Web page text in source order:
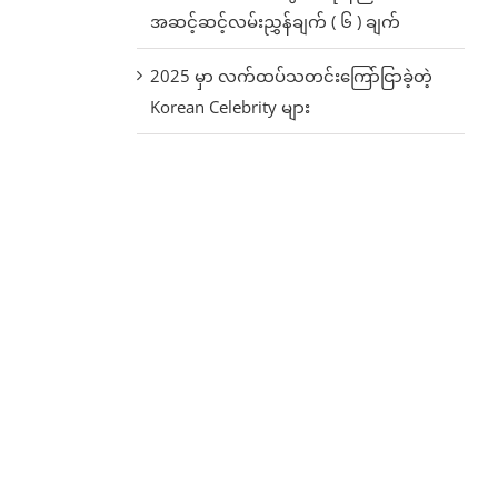
အဆင့်ဆင့်လမ်းညွှန်ချက် ( ၆ ) ချက်
2025 မှာ လက်ထပ်သတင်းကြော်ငြာခဲ့တဲ့
Korean Celebrity များ